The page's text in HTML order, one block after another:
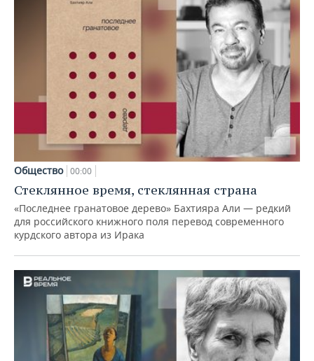
Общество 00:00
Стеклянное время, стеклянная страна
«Последнее гранатовое дерево» Бахтияра Али — редкий
для российского книжного поля перевод современного
курдского автора из Ирака